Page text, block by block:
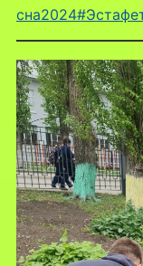
сна2024